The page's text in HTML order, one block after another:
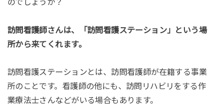
のでしょうか？
訪問看護師さんは、「訪問看護ステーション」という場
所から来てくれます。
訪問看護ステーションとは、訪問看護師が在籍する事業
所のことです。看護師の他にも、訪問リハビリをする作
業療法士さんなどがいる場合もあります。